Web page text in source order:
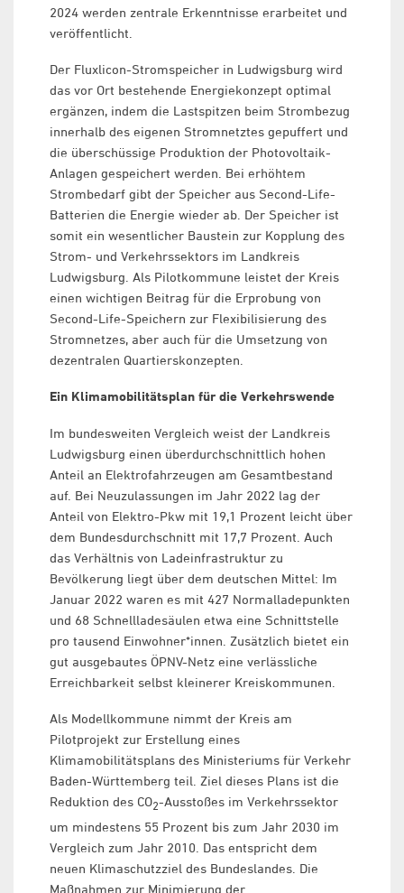
2024 werden zentrale Erkenntnisse erarbeitet und
veröffentlicht.
Der Fluxlicon-Stromspeicher in Ludwigsburg wird
das vor Ort bestehende Energiekonzept optimal
ergänzen, indem die Lastspitzen beim Strombezug
innerhalb des eigenen Stromnetztes gepuffert und
die überschüssige Produktion der Photovoltaik-
Anlagen gespeichert werden. Bei erhöhtem
Strombedarf gibt der Speicher aus Second-Life-
Batterien die Energie wieder ab. Der Speicher ist
somit ein wesentlicher Baustein zur Kopplung des
Strom- und Verkehrssektors im Landkreis
Ludwigsburg. Als Pilotkommune leistet der Kreis
einen wichtigen Beitrag für die Erprobung von
Second-Life-Speichern zur Flexibilisierung des
Stromnetzes, aber auch für die Umsetzung von
dezentralen Quartierskonzepten.
Ein Klimamobilitätsplan für die Verkehrswende
Im bundesweiten Vergleich weist der Landkreis
Ludwigsburg einen überdurchschnittlich hohen
Anteil an Elektrofahrzeugen am Gesamtbestand
auf. Bei Neuzulassungen im Jahr 2022 lag der
Anteil von Elektro-Pkw mit 19,1 Prozent leicht über
dem Bundesdurchschnitt mit 17,7 Prozent. Auch
das Verhältnis von Ladeinfrastruktur zu
Bevölkerung liegt über dem deutschen Mittel: Im
Januar 2022 waren es mit 427 Normalladepunkten
und 68 Schnellladesäulen etwa eine Schnittstelle
pro tausend Einwohner*innen. Zusätzlich bietet ein
gut ausgebautes ÖPNV-Netz eine verlässliche
Erreichbarkeit selbst kleinerer Kreiskommunen.
Als Modellkommune nimmt der Kreis am
Pilotprojekt zur Erstellung eines
Klimamobilitätsplans des Ministeriums für Verkehr
Baden-Württemberg teil. Ziel dieses Plans ist die
Reduktion des CO2-Ausstoßes im Verkehrssektor
um mindestens 55 Prozent bis zum Jahr 2030 im
Vergleich zum Jahr 2010. Das entspricht dem
neuen Klimaschutzziel des Bundeslandes. Die
Maßnahmen zur Minimierung der